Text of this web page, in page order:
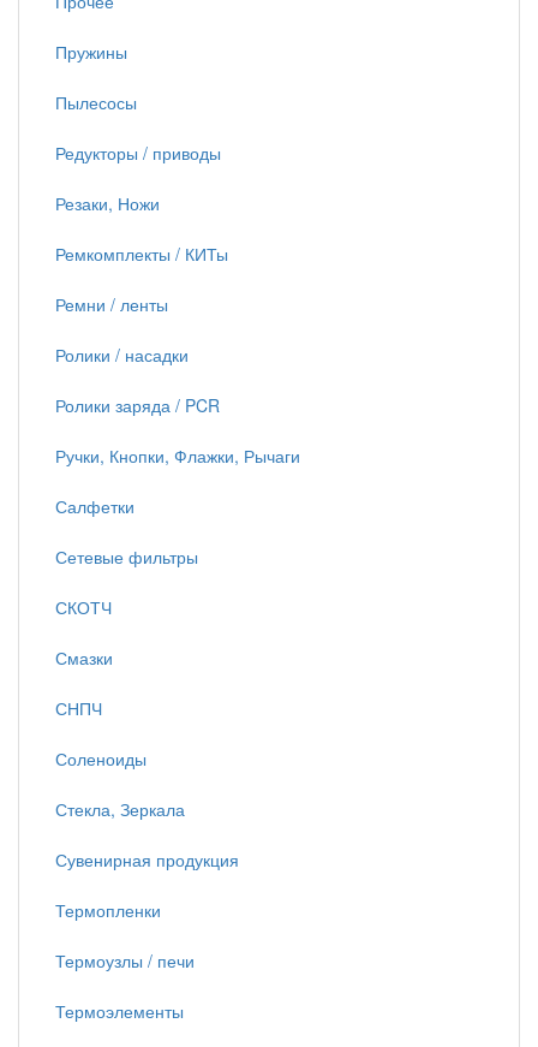
Пружины
Пылесосы
Редукторы / приводы
Резаки, Ножи
Ремкомплекты / КИТы
Ремни / ленты
Ролики / насадки
Ролики заряда / PCR
Ручки, Кнопки, Флажки, Рычаги
Салфетки
Сетевые фильтры
СКОТЧ
Смазки
СНПЧ
Соленоиды
Стекла, Зеркала
Сувенирная продукция
Термопленки
Термоузлы / печи
Термоэлементы